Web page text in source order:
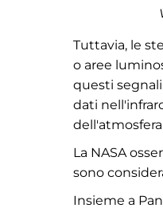
Tuttavia, le
o aree
questi
dati
La NASA
sono
Insieme a